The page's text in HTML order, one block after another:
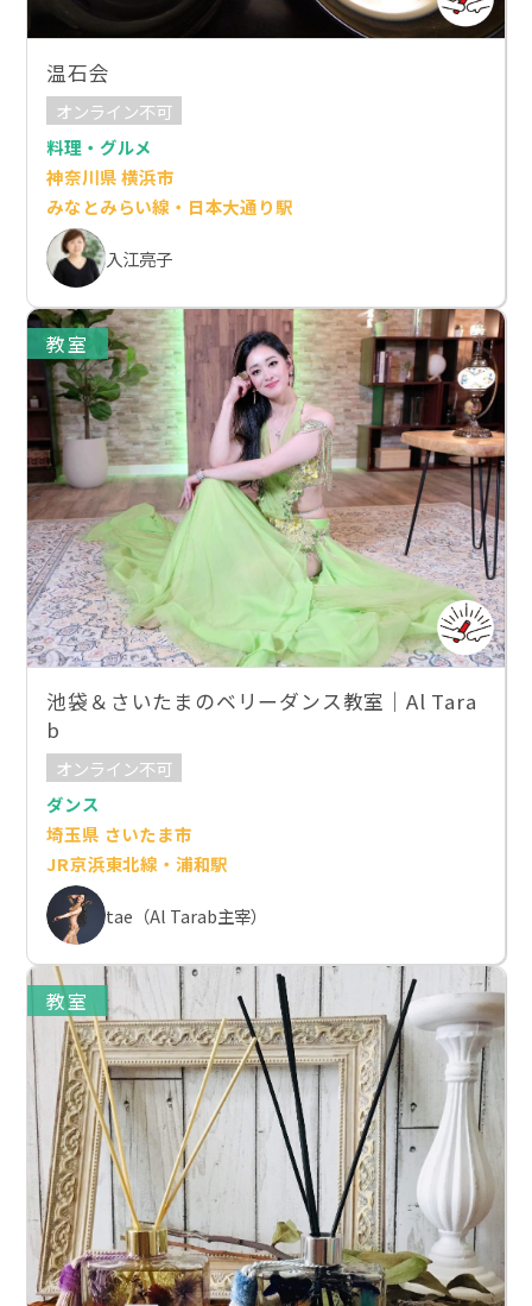
温石会
オンライン不可
料理・グルメ
神奈川県 横浜市
みなとみらい線・日本大通り駅
入江亮子
教室
池袋＆さいたまのベリーダンス教室｜Al Tara
b
オンライン不可
ダンス
埼玉県 さいたま市
JR京浜東北線・浦和駅
tae（Al Tarab主宰）
教室